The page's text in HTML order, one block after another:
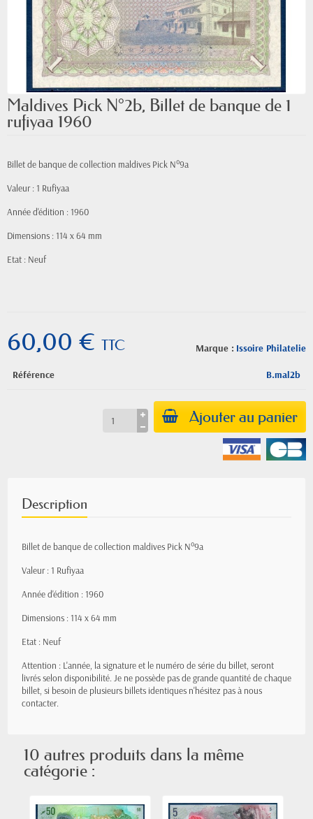
Maldives Pick N°2b, Billet de banque de 1
rufiyaa 1960
Billet de banque de collection maldives Pick N°9a
Valeur : 1 Rufiyaa
Année d'édition : 1960
Dimensions : 114 x 64 mm
Etat : Neuf
Marque : Issoire Philatelie
60,00 € TTC
Référence B.mal2b
Ajouter au panier
Description
Billet de banque de collection maldives Pick N°9a
Valeur : 1 Rufiyaa
Année d'édition : 1960
Dimensions : 114 x 64 mm
Etat : Neuf
Attention : L'année, la signature et le numéro de série du billet, seront
livrés selon disponibilité. Je ne possède pas de grande quantité de chaque
billet, si besoin de plusieurs billets identiques n'hésitez pas à nous
contacter.
10 autres produits dans la même
catégorie :